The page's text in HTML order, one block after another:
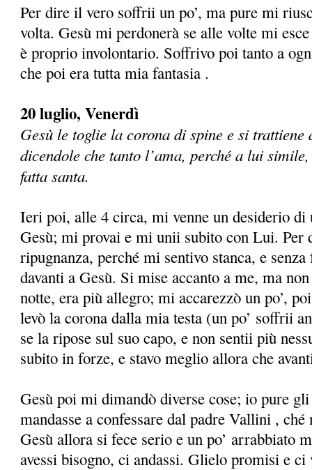
Per dire il vero soffrii un po’, ma pure mi
volta. Gesù mi perdonerà se alle volte mi
è proprio involontario. Soffrivo poi tanto a
che poi era tutta mia fantasia .
20 luglio, Venerdì
Gesù le toglie la corona di spine e si
dicendole che tanto l’ama, perché a lui
fatta santa.
Ieri poi, alle 4 circa, mi venne un desiderio di
Gesù; mi provai e mi unii subito con Lui. Per
ripugnanza, perché mi sentivo stanca, e
davanti a Gesù. Si mise accanto a me, ma
notte, era più allegro; mi accarezzò un po’,
levò la corona dalla mia testa (un po’ soffrii
se la ripose sul suo capo, e non sentii più
subito in forze, e stavo meglio allora che
Gesù poi mi dimandò diverse cose; io pure
mandasse a confessare dal padre Vallini ,
Gesù allora si fece serio e un po’ arrabbiato
avessi bisogno, ci andassi. Glielo promisi e